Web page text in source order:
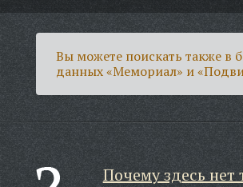
Вы можете поискать также в
данных «Мемориал» и
Почему здесь нет